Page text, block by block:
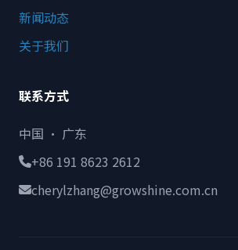
新闻动态
关于我们
联系方式
中国 · 广东
+86 191 8623 2612
cherylzhang@growshine.com.cn